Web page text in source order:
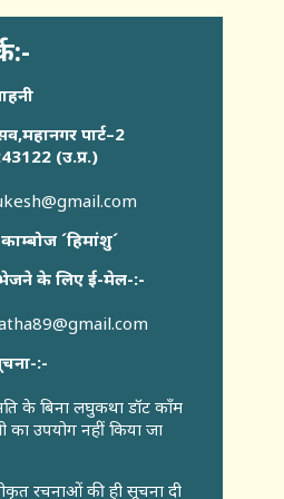
पार्ट–2
(उ.प्र.)
´हिमांशु´
के लिए ई-मेल-:-
:-
के बिना लघुकथा डॉट कॉंम
का उपयोग नहीं किया जा
रचनाओं की ही सूचना दी